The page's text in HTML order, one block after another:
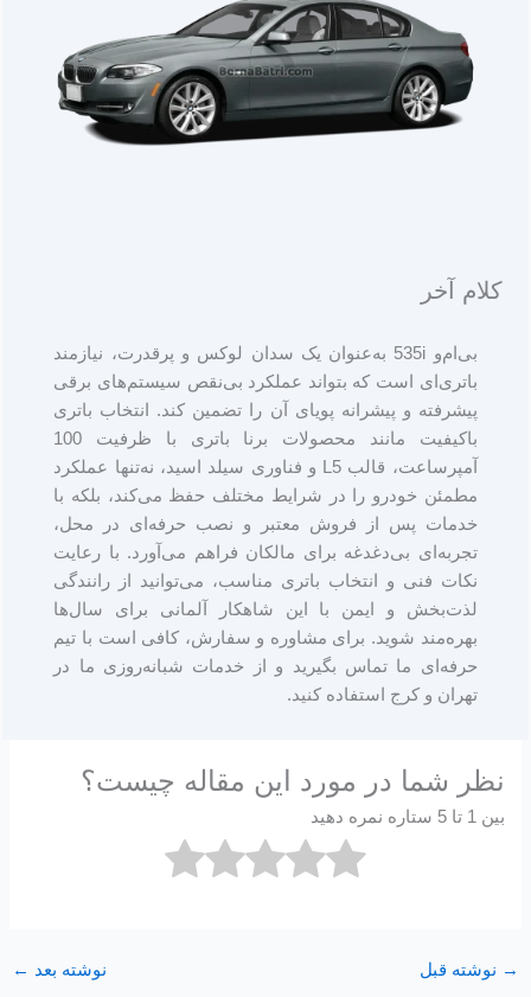
کلام آخر
بی‌ام‌و 535i به‌عنوان یک سدان لوکس و پرقدرت، نیازمند
باتری‌ای است که بتواند عملکرد بی‌نقص سیستم‌های برقی
پیشرفته و پیشرانه پویای آن را تضمین کند. انتخاب باتری
باکیفیت مانند محصولات برنا باتری با ظرفیت 100
آمپرساعت، قالب L5 و فناوری سیلد اسید، نه‌تنها عملکرد
مطمئن خودرو را در شرایط مختلف حفظ می‌کند، بلکه با
خدمات پس از فروش معتبر و نصب حرفه‌ای در محل،
تجربه‌ای بی‌دغدغه برای مالکان فراهم می‌آورد. با رعایت
نکات فنی و انتخاب باتری مناسب، می‌توانید از رانندگی
لذت‌بخش و ایمن با این شاهکار آلمانی برای سال‌ها
بهره‌مند شوید. برای مشاوره و سفارش، کافی است با تیم
حرفه‌ای ما تماس بگیرید و از خدمات شبانه‌روزی ما در
تهران و کرج استفاده کنید.
نظر شما در مورد این مقاله چیست؟
بین 1 تا 5 ستاره نمره دهید
→ نوشته قبل نوشته بعد ←